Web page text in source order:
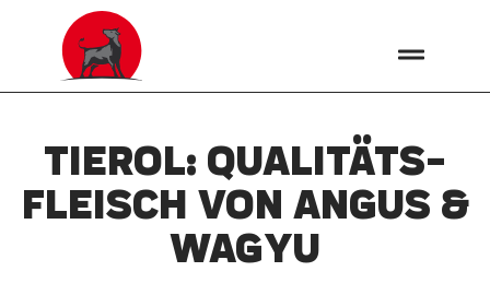
TIEROL: QUALITÄTS­
FLEISCH VON ANGUS &
WAGYU